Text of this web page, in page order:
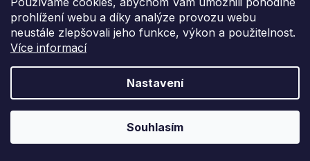
prohlížení webu a díky analýze provozu webu
neustále zlepšovali jeho funkce, výkon a použitelnost.
Více informací
Nastavení
Souhlasím